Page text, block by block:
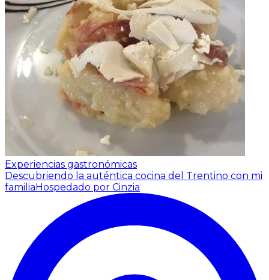
Experiencias gastronómicas
Descubriendo la auténtica cocina del Trentino con mi
familiaHospedado por Cinzia